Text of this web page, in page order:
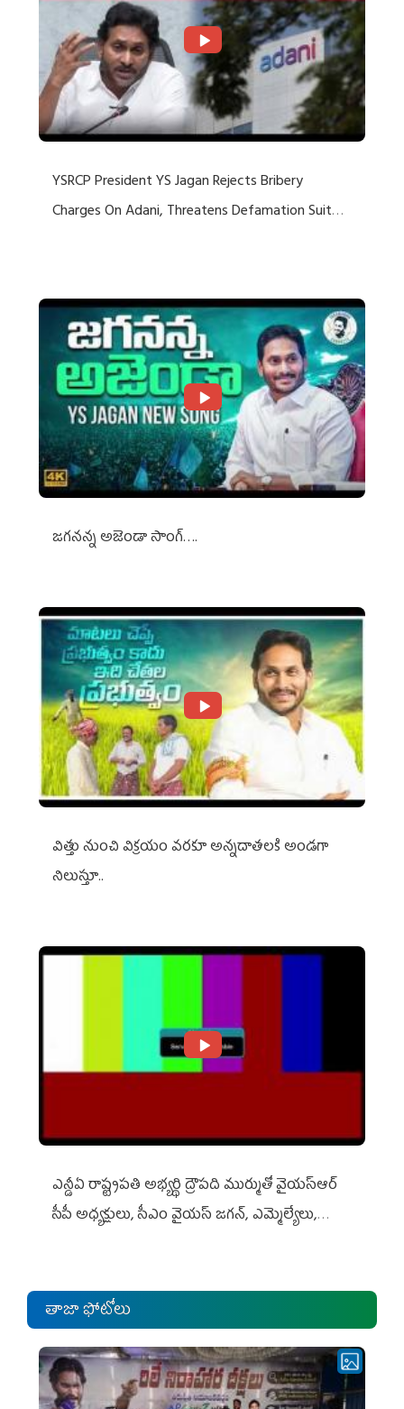
YSRCP President YS Jagan Rejects Bribery
Charges On Adani, Threatens Defamation Suit
జగనన్న అజెండా సాంగ్….
విత్తు నుంచి విక్రయం వరకూ అన్నదాతలకి అండగా
నిలుస్తూ..
ఎన్డీఏ రాష్ట్ర‌ప‌తి అభ్య‌ర్థి ద్రౌప‌ది ముర్ముతో వైయ‌స్ఆర్
సీపీ అధ్య‌క్షులు, సీఎం వైయ‌స్ జ‌గ‌న్, ఎమ్మెల్యేలు,
తాజా ఫోటోలు